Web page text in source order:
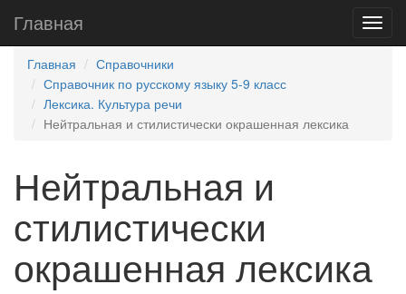
Главная
Главная
Справочники
Справочник по русскому языку 5-9 класс
Лексика. Культура речи
Нейтральная и стилистически окрашенная лексика
Нейтральная и
стилистически
окрашенная лексика